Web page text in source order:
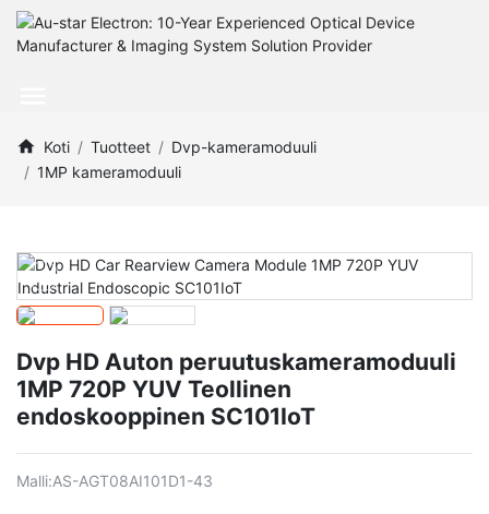
Koti Tuotteet
Dvp-kameramoduuli
1MP kameramoduuli
Dvp HD Auton peruutuskameramoduuli
1MP 720P YUV Teollinen
endoskooppinen SC101IoT
Malli:AS-AGT08AI101D1-43